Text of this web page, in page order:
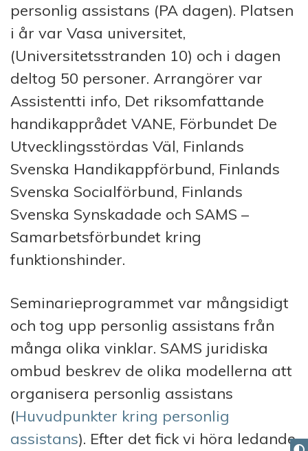
personlig assistans (PA dagen). Platsen
i år var Vasa universitet,
(Universitetsstranden 10) och i dagen
deltog 50 personer. Arrangörer var
Assistentti info, Det riksomfattande
handikapprådet VANE, Förbundet De
Utvecklingsstördas Väl, Finlands
Svenska Handikappförbund, Finlands
Svenska Socialförbund, Finlands
Svenska Synskadade och SAMS –
Samarbetsförbundet kring
funktionshinder.
Seminarieprogrammet var mångsidigt
och tog upp personlig assistans från
många olika vinklar. SAMS juridiska
ombud beskrev de olika modellerna att
organisera personlig assistans
(Huvudpunkter kring personlig
assistans). Efter det fick vi höra ledande